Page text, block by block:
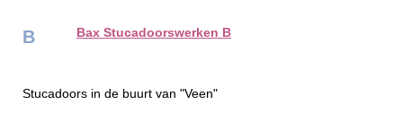
B Bax Stucadoorswerken B
Stucadoors in de buurt van "Veen"